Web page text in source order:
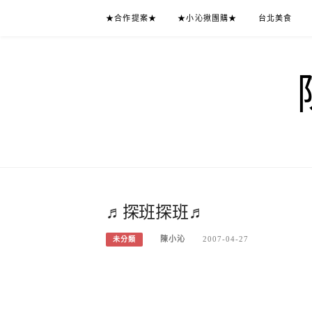
★合作提案★ ★小沁揪團購★ 台北美食
♬探班探班♬
未分類 陳小沁 2007-04-27